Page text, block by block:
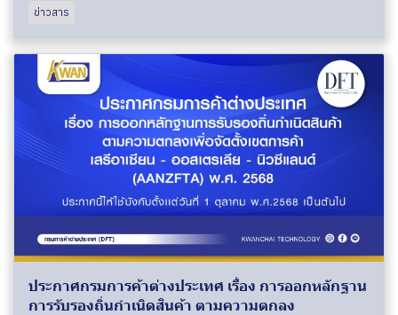
ข่าวสาร
ประกาศกรมการค้าต่างประเทศ เรื่อง การออกหลักฐาน
การรับรองถิ่นกำเนิดสินค้า ตามความตกลง